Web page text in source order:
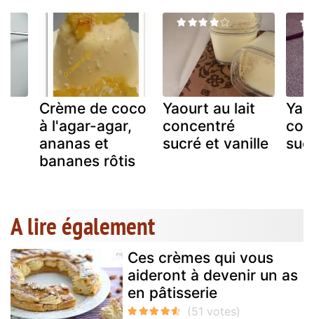
Crème de coco
à l'agar-agar,
ananas et
bananes rôtis
Yaourt au lait
concentré
sucré et vanille
A lire également
Ces crèmes qui vous
aideront à devenir un as
en pâtisserie